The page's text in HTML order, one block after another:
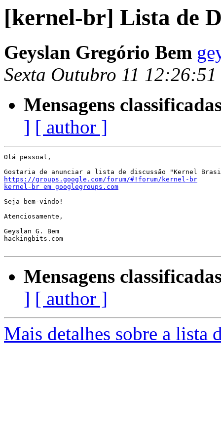
[kernel-br] Lista de
Geyslan Gregório Bem
Sexta Outubro 11
Mensagens
] [ author ]
Olá pessoal,
https://groups.google.com/forum/#!forum/kernel-br
kernel-br em googlegroups.com
Seja bem-vindo!
Atenciosamente,
Geyslan G. Bem
hackingbits.com
Mensagens
] [ author ]
Mais detalhes sobre a lista